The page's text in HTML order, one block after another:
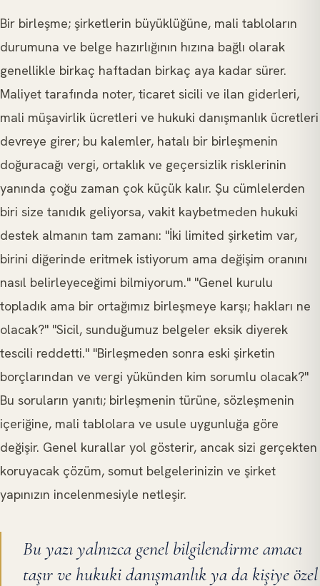
Bir birleşme; şirketlerin büyüklüğüne, mali tabloların
durumuna ve belge hazırlığının hızına bağlı olarak
genellikle birkaç haftadan birkaç aya kadar sürer.
Maliyet tarafında noter, ticaret sicili ve ilan giderleri,
mali müşavirlik ücretleri ve hukuki danışmanlık ücretleri
devreye girer; bu kalemler, hatalı bir birleşmenin
doğuracağı vergi, ortaklık ve geçersizlik risklerinin
yanında çoğu zaman çok küçük kalır. Şu cümlelerden
biri size tanıdık geliyorsa, vakit kaybetmeden hukuki
destek almanın tam zamanı: "İki limited şirketim var,
birini diğerinde eritmek istiyorum ama değişim oranını
nasıl belirleyeceğimi bilmiyorum." "Genel kurulu
topladık ama bir ortağımız birleşmeye karşı; hakları ne
olacak?" "Sicil, sunduğumuz belgeler eksik diyerek
tescili reddetti." "Birleşmeden sonra eski şirketin
borçlarından ve vergi yükünden kim sorumlu olacak?"
Bu soruların yanıtı; birleşmenin türüne, sözleşmenin
içeriğine, mali tablolara ve usule uygunluğa göre
değişir. Genel kurallar yol gösterir, ancak sizi gerçekten
koruyacak çözüm, somut belgelerinizin ve şirket
yapınızın incelenmesiyle netleşir.
Bu yazı yalnızca genel bilgilendirme amacı
taşır ve hukuki danışmanlık ya da kişiye özel